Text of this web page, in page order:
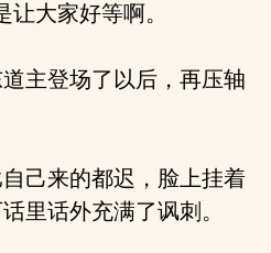
大家好等啊。
主登场了以后，再压轴
己来的都迟，脸上挂着
里话外充满了讽刺。